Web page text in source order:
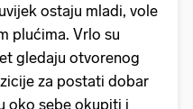
ostaju mladi, vole
plućima. Vrlo su
gledaju otvorenog
za postati dobar
oko sebe okupiti i